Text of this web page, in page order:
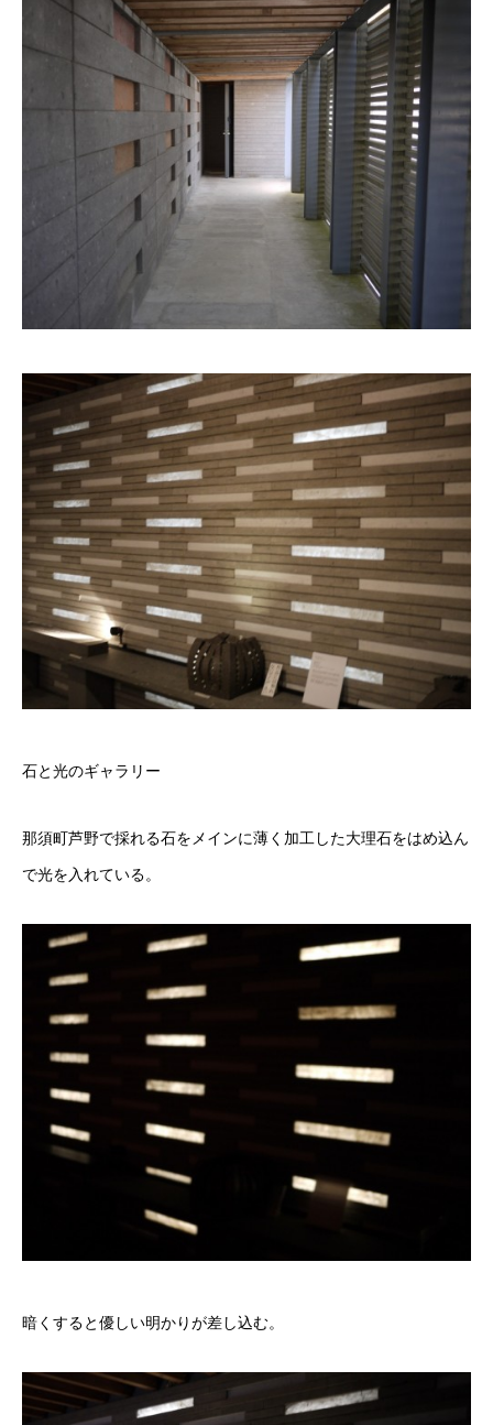
石と光のギャラリー
那須町芦野で採れる石をメインに薄く加工した大理石をはめ込ん
で光を入れている。
暗くすると優しい明かりが差し込む。